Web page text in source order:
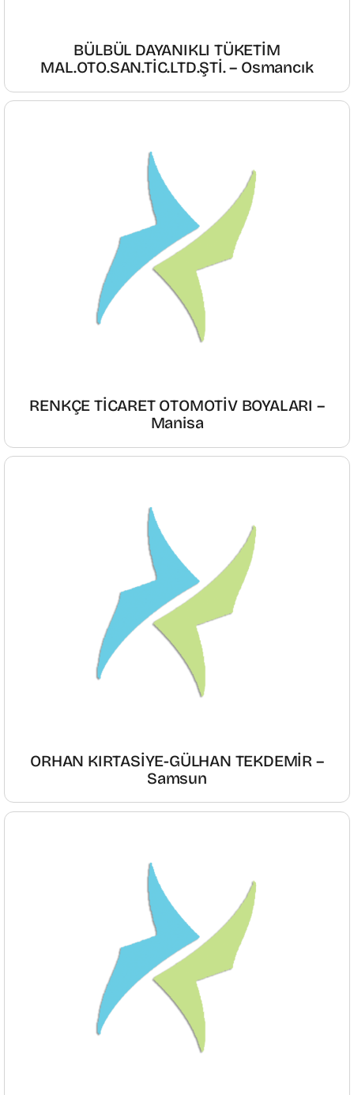
BÜLBÜL DAYANIKLI TÜKETİM
MAL.OTO.SAN.TİC.LTD.ŞTİ. – Osmancık
RENKÇE TİCARET OTOMOTİV BOYALARI –
Manisa
ORHAN KIRTASİYE-GÜLHAN TEKDEMİR –
Samsun